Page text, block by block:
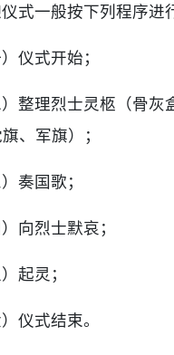
式一般按下列程序进
）仪式开始；
）整理烈士灵柩（骨灰
旗、军旗）；
）奏国歌；
）向烈士默哀；
）起灵；
）仪式结束。